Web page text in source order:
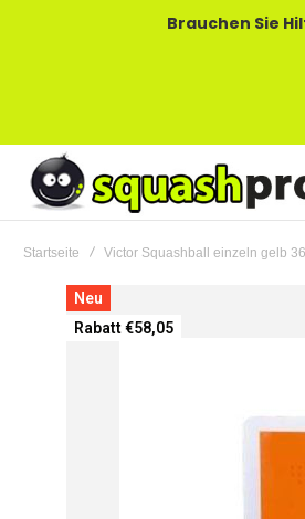
Brauchen Sie Hilfe?
Startseite Victor Squashball einzeln gelb
Zum
Ende
der
Neu
Rabatt €58,05